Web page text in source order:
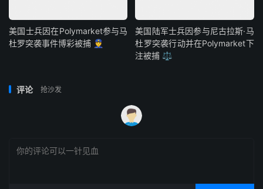
美国士兵因在Polymarket参与马
杜罗突袭事件博彩被捕 👮
美国陆军士兵因参与尼古拉斯·马
杜罗突袭行动并在Polymarket下
注被捕 ⚖️
评论 抢沙发